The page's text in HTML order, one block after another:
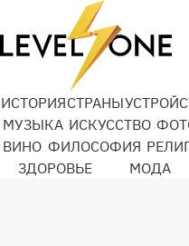
ИСТОРИЯСТРАНЫ
МУЗЫКА ИСКУССТВО
ВИНО ФИЛОСОФИЯ
ЗДОРОВЬЕ
МОДА